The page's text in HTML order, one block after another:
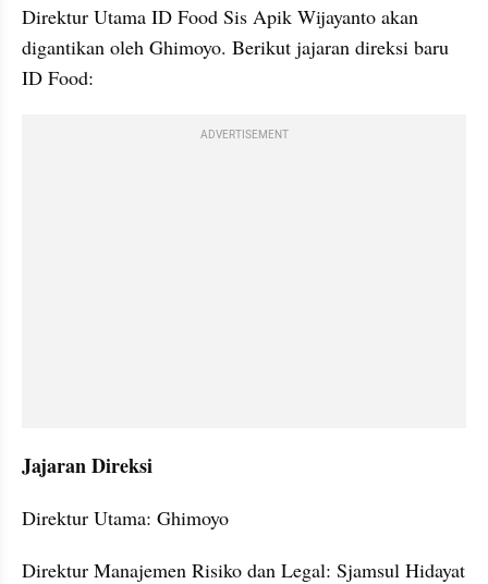
Direktur Utama ID Food Sis Apik Wijayanto akan
digantikan oleh Ghimoyo. Berikut jajaran direksi baru
ID Food:
ADVERTISEMENT
Jajaran Direksi
Direktur Utama: Ghimoyo
Direktur Manajemen Risiko dan Legal: Sjamsul Hidayat